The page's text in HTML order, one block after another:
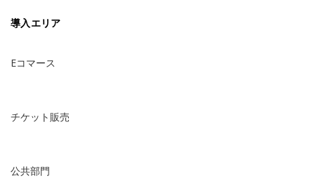
導入エリア
Eコマース
チケット販売
公共部門